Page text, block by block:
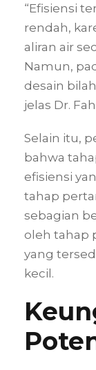
“Efisiensi
rendah,
aliran air
Namun,
desain
jelas Dr.
Selain itu,
bahwa
efisiensi
tahap
sebagian
oleh tahap
yang
kecil.